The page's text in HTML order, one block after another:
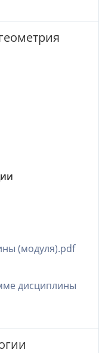
(модуля).pdf
дисциплины